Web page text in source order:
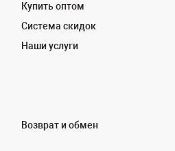
Купить оптом
Система скидок
Наши услуги
Возврат и обмен